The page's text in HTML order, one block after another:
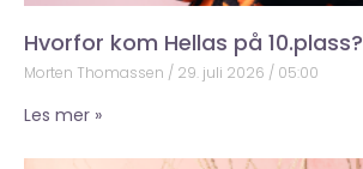
Hvorfor kom Hellas på 10.plass?
Morten Thomassen 29. juli 2026 05:00
Les mer »